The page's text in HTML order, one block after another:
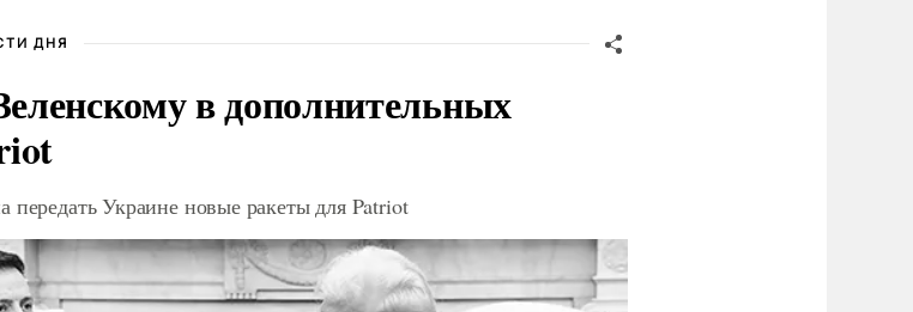
ДНЯ
в дополнительных
передать Украине новые ракеты для Patriot